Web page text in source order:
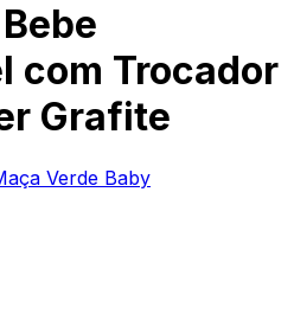
com Trocador
Grafite
Verde Baby